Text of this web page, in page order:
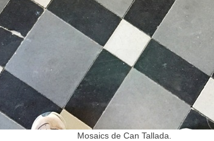
Mosaics de Can Tallada.